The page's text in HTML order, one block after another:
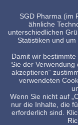
53153
52678
Artikel
Standard
SGD Pharma (im
ähnliche
unterschiedlichen
Statistiken und
Damit wir
Sie der Verwendung
akzeptieren“
verwendeten
Wenn Sie nicht auf
nur die Inhalte, die
erforderlich sind.